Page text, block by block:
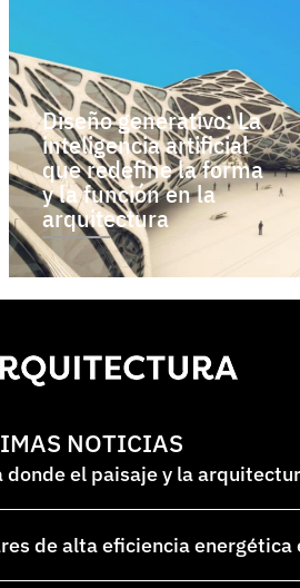
Diseño generativo: La
inteligencia artificial
que redefine la forma
y la función en la
arquitectura
NOTICIAS
el paisaje y la
de alta eficiencia energética